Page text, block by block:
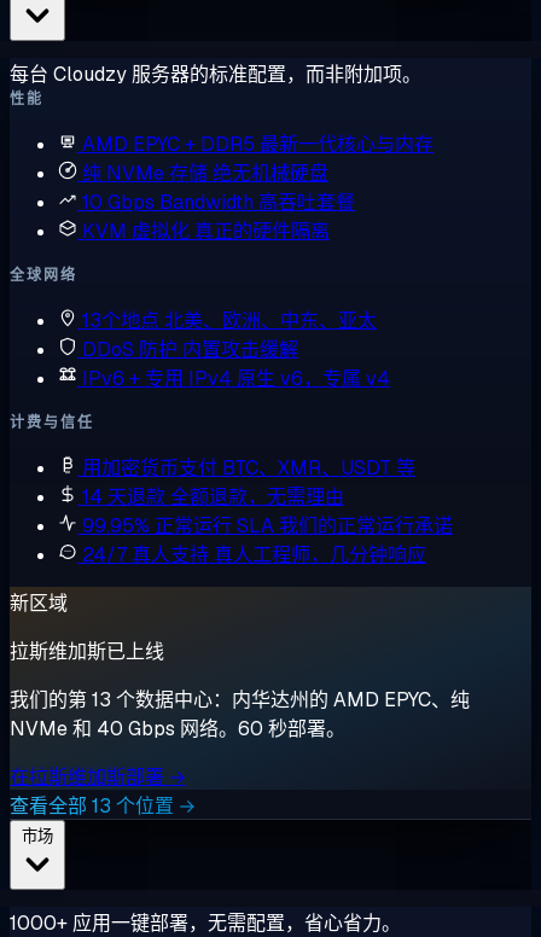
每台 Cloudzy 服务器的标准配置，而非附加项。
性能
AMD EPYC + DDR5 最新一代核心与内存
纯 NVMe 存储绝无机械硬盘
10 Gbps Bandwidth 高吞吐套餐
KVM 虚拟化 真正的硬件隔离
全球网络
13个地点 北美、欧洲、中东、亚太
DDoS 防护 内置攻击缓解
IPv6 + 专用 IPv4 原生 v6，专属 v4
计费与信任
用加密货币支付 BTC、XMR、USDT 等
14 天退款全额退款，无需理由
99.95% 正常运行 SLA我们的正常运行承诺
24/7 真人支持 真人工程师，几分钟响应
新区域
拉斯维加斯已上线
我们的第 13 个数据中心：内华达州的 AMD EPYC、纯
NVMe 和 40 Gbps 网络。60 秒部署。
在拉斯维加斯部署 →
查看全部 13 个位置 →
1000+ 应用一键部署，无需配置，省心省力。